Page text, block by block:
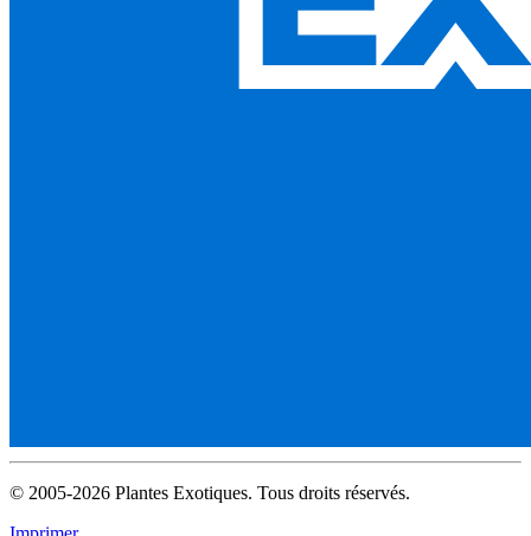
© 2005-2026 Plantes Exotiques. Tous droits réservés.